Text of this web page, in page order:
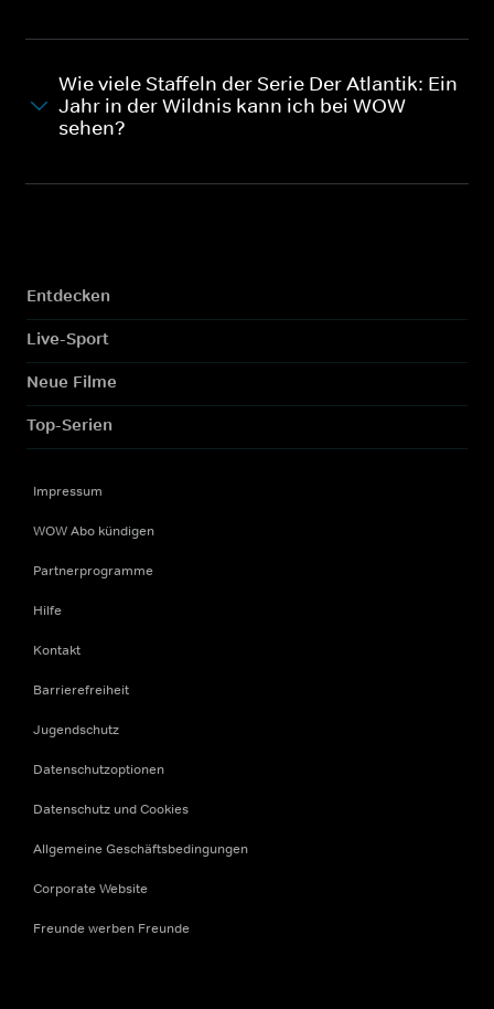
Wie viele Staffeln der Serie Der Atlantik: Ein
Jahr in der Wildnis kann ich bei WOW
sehen?
Entdecken
Live-Sport
Neue Filme
Top-Serien
Impressum
WOW Abo kündigen
Partnerprogramme
Hilfe
Kontakt
Barrierefreiheit
Jugendschutz
Datenschutzoptionen
Datenschutz und Cookies
Allgemeine Geschäftsbedingungen
Corporate Website
Freunde werben Freunde